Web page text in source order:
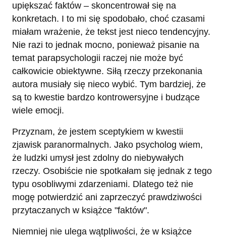
upiększać faktów – skoncentrował się na
konkretach. I to mi się spodobało, choć czasami
miałam wrażenie, że tekst jest nieco tendencyjny.
Nie razi to jednak mocno, ponieważ pisanie na
temat parapsychologii raczej nie może być
całkowicie obiektywne. Siłą rzeczy przekonania
autora musiały się nieco wybić. Tym bardziej, że
są to kwestie bardzo kontrowersyjne i budzące
wiele emocji.
Przyznam, że jestem sceptykiem w kwestii
zjawisk paranormalnych. Jako psycholog wiem,
że ludzki umysł jest zdolny do niebywałych
rzeczy. Osobiście nie spotkałam się jednak z tego
typu osobliwymi zdarzeniami. Dlatego też nie
mogę potwierdzić ani zaprzeczyć prawdziwości
przytaczanych w książce "faktów".
Niemniej nie ulega wątpliwości, że w książce